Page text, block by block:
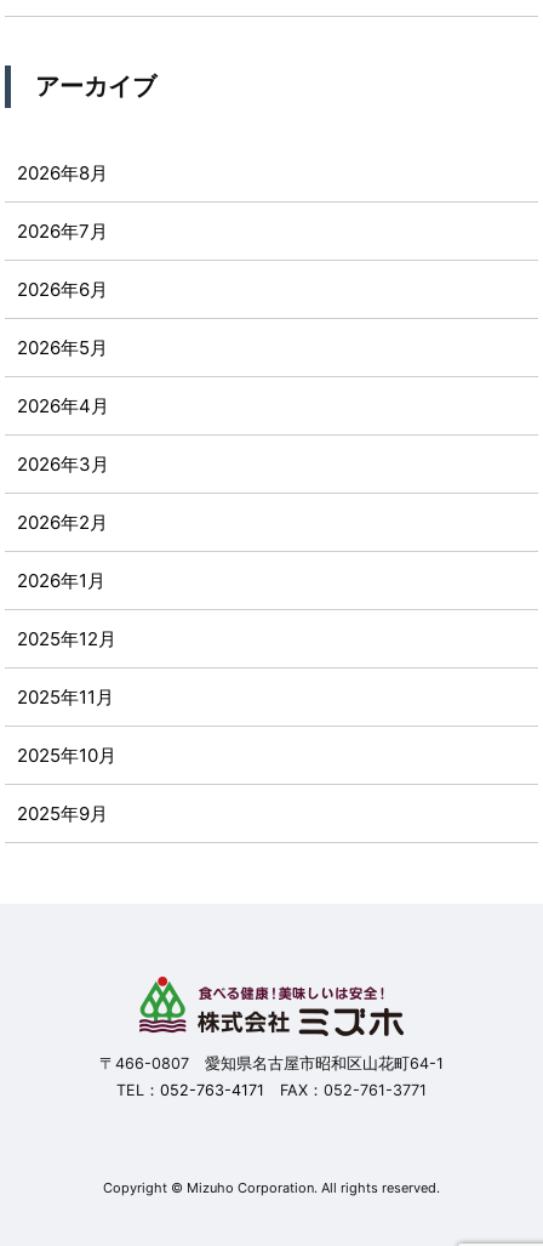
アーカイブ
2026年8月
2026年7月
2026年6月
2026年5月
2026年4月
2026年3月
2026年2月
2026年1月
2025年12月
2025年11月
2025年10月
2025年9月
〒466-0807 愛知県名古屋市昭和区山花町64-1
TEL： 052-763-4171 FAX：052-761-3771
Copyright © Mizuho Corporation. All rights reserved.